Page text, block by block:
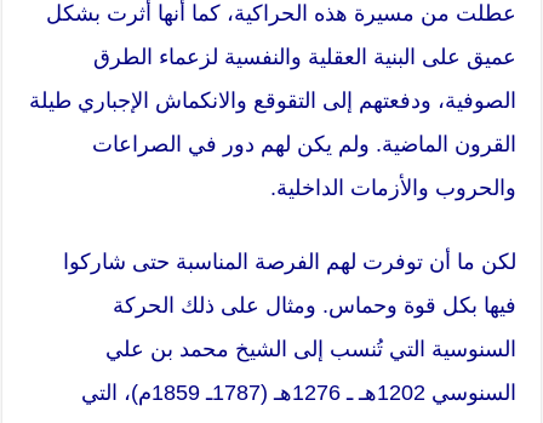
عطلت من مسيرة هذه الحراكية، كما أنها أثرت بشكل
عميق على البنية العقلية والنفسية لزعماء الطرق
الصوفية، ودفعتهم إلى التقوقع والانكماش الإجباري طيلة
القرون الماضية. ولم يكن لهم دور في الصراعات
والحروب والأزمات الداخلية.
لكن ما أن توفرت لهم الفرصة المناسبة حتى شاركوا
فيها بكل قوة وحماس. ومثال على ذلك الحركة
السنوسية التي تُنسب إلى الشيخ محمد بن علي
السنوسي 1202هـ ـ 1276هـ (1787ـ 1859م)، التي